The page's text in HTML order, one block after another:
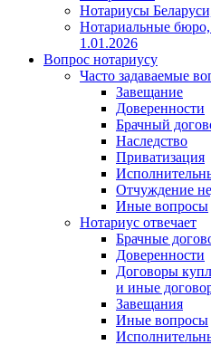
Нотариусы
Нотариальные
1.01.2026
Вопрос нотариусу
Часто задаваемые
Завещание
Доверенности
Брачный
Наследство
Приватизация
Отчуждение
Иные вопросы
Нотариус отвечает
Брачные
Доверенности
Договоры
и иные
Завещания
Иные вопросы